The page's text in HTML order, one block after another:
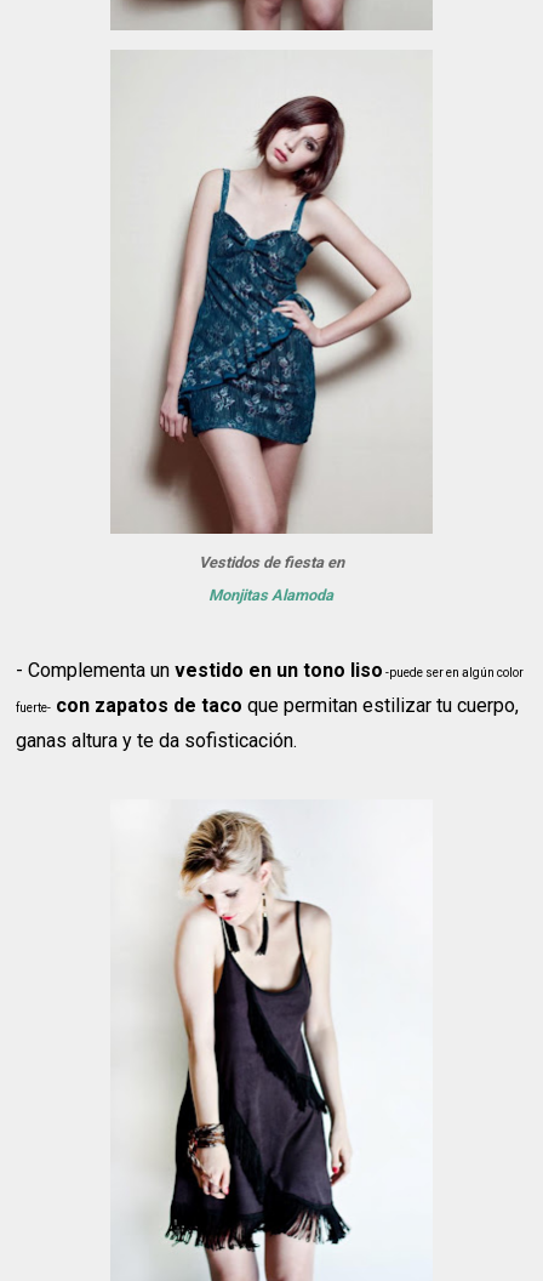
Vestidos de fiesta en
Monjitas Alamoda
- Complementa unvestido en un tono liso -puede ser en algún color
fuerte- con zapatos de taco que permitan estilizar tu cuerpo,
ganas altura y te da sofisticación.